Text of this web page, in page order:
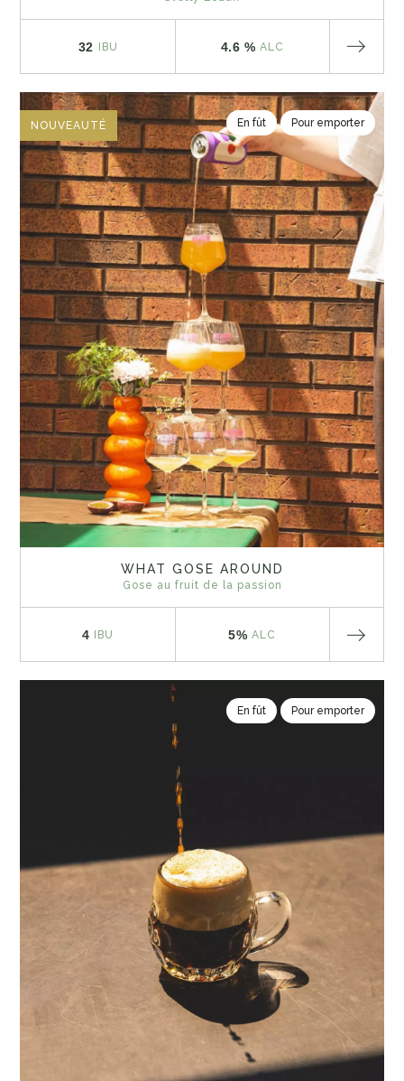
32 IBU 4.6 % ALC
NOUVEAUTÉ En fût Pour emporter
WHAT GOSE AROUND
Gose au fruit de la passion
4 IBU 5% ALC
En fût Pour emporter